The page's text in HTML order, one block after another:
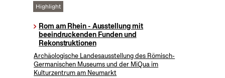
Highlight
Rom am Rhein - Ausstellung mit
beeindruckenden Funden und
Rekonstruktionen
Archäologische Landesausstellung des Römisch-
Germanischen Museums und der MiQua im
Kulturzentrum am Neumarkt